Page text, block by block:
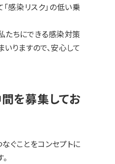
感染リスク」の低い乗
たちにできる感染対策
りますので、安心して
を募集してお
ぐことをコンセプトに